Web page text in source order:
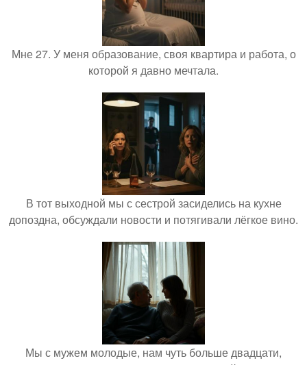
Мне 27. У меня образование, своя квартира и работа, о
которой я давно мечтала.
В тот выходной мы с сестрой засиделись на кухне
допоздна, обсуждали новости и потягивали лёгкое вино.
Мы с мужем молодые, нам чуть больше двадцати,